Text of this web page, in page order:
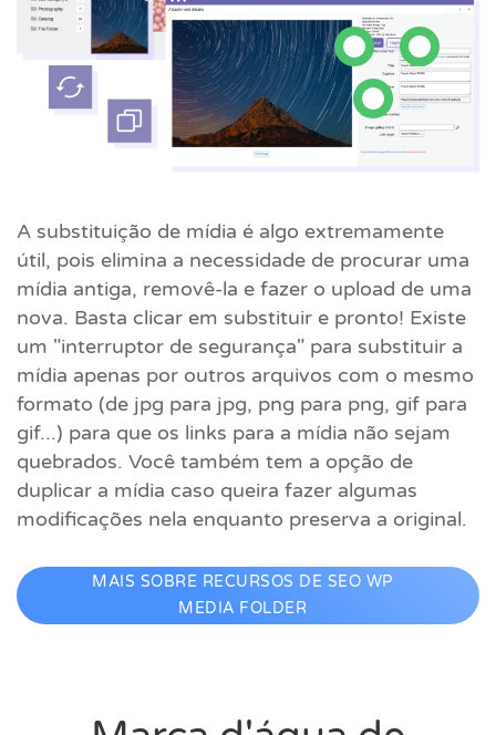
A substituição de mídia é algo extremamente
útil, pois elimina a necessidade de procurar uma
mídia antiga, removê-la e fazer o upload de uma
nova. Basta clicar em substituir e pronto! Existe
um "interruptor de segurança" para substituir a
mídia apenas por outros arquivos com o mesmo
formato (de jpg para jpg, png para png, gif para
gif...) para que os links para a mídia não sejam
quebrados. Você também tem a opção de
duplicar a mídia caso queira fazer algumas
modificações nela enquanto preserva a original.
MAIS SOBRE RECURSOS DE SEO WP
MEDIA FOLDER